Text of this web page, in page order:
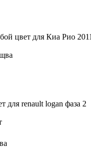
цвет для Киа Рио
для renault logan фаза 2